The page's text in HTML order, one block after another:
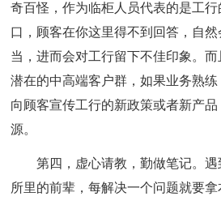
奇百怪，作为临柜人员代表的是工
口，顾客在你这里得不到回答，自
当，进而会对工行留下不佳印象。
潜在的中高端客户群，如果业务熟
向顾客宣传工行的新政策或者新产
源。
第四，虚心请教，勤做笔记。
所里的前辈，每解决一个问题就要